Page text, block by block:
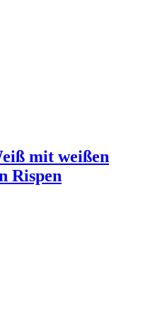
mit weißen
Rispen